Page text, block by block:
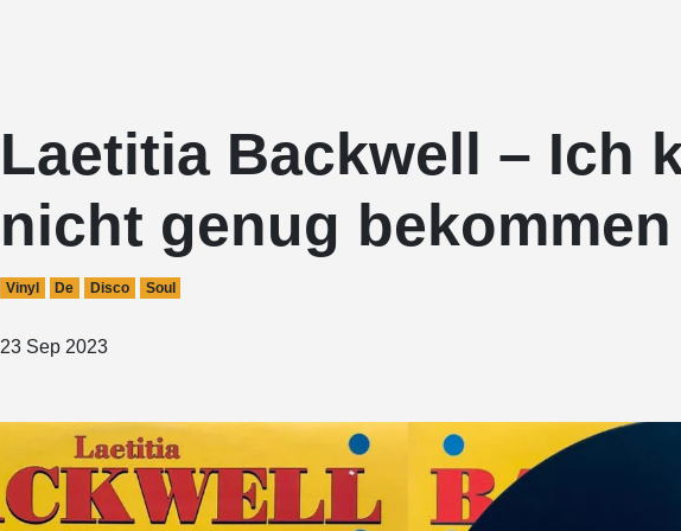
Laetitia Backwell – Ich
nicht genug bekommen
Vinyl De Disco Soul
23 Sep 2023